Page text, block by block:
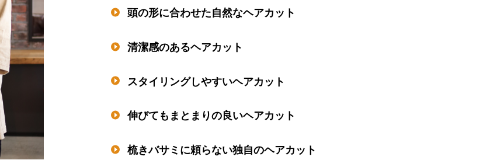
頭の形に合わせた自然なヘアカット
清潔感のあるヘアカット
スタイリングしやすいヘアカット
伸びてもまとまりの良いヘアカット
梳きバサミに頼らない独自のヘアカット